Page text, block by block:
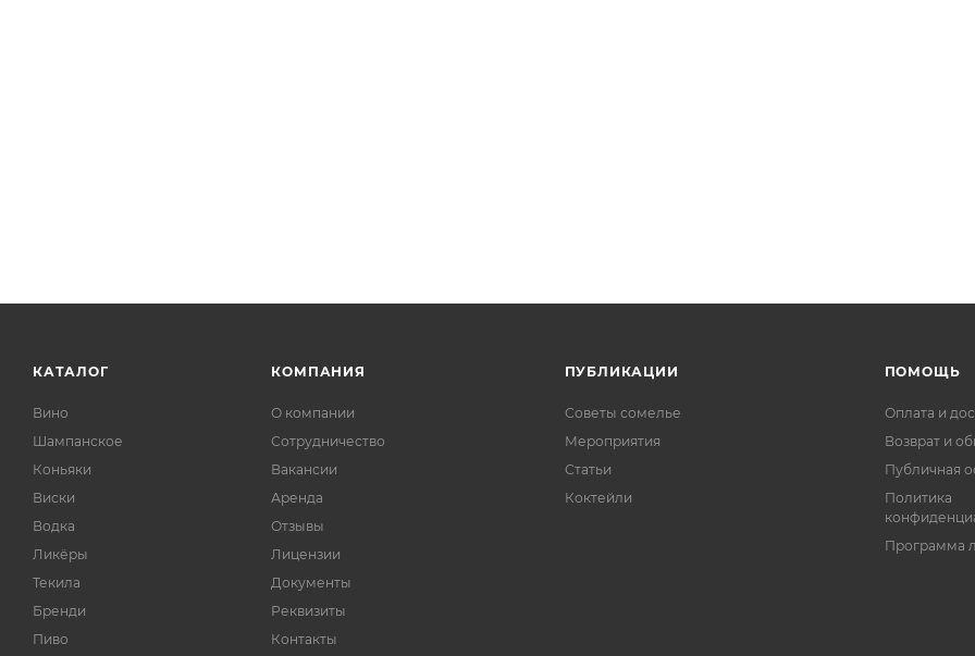
КАТАЛОГ
Вино
Шампанское
Коньяки
Виски
Водка
Ликёры
Текила
Бренди
Пиво
КОМПАНИЯ
О компании
Сотрудничество
Вакансии
Аренда
Отзывы
Лицензии
Документы
Реквизиты
Контакты
ПУБЛИКАЦИИ
Советы сомелье
Мероприятия
Статьи
Коктейли
ПОМОЩЬ
Оплата и
Возврат и
Публичная
Политика
Программа